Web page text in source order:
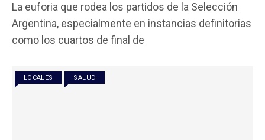
ce
b
o
k
tt
er
at
s
p
p
ail m
p
La euforia que rodea los partidos de la Selección
Argentina, especialmente en instancias definitorias
como los cuartos de final de
LOCALES SALUD